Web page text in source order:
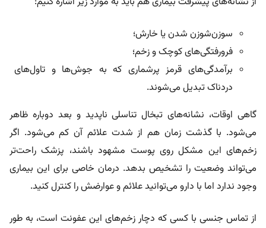
سوزن‌شوزن‌ شدن یا خارش؛
فرورفتگی‌های کوچک و زخم؛
برآمدگی‌های قرمز پرشماری که به جوش‌ها و تاول‌های
دردناک تبدیل می‌شوند.
گاهی‌ اوقات، نشانه‌های تبخال تناسلی ناپدید و بعد دوباره ظاهر
می‌شود. با گذشت زمان هم از شدت علائم آن کم می‌شود. اگر
زخم‌های این مشکل روی پوست مشهود باشند، پزشک راحت‌تر
می‌تواند وضعیت را تشخیص بدهد. درمان خاصی برای این بیماری
وجود ندارد اما با دارو می‌توانید علائم و عوارضش را کنترل کنید.
از تماس جنسی با کسی که دچار زخم‌های این عفونت است، به‌ طور